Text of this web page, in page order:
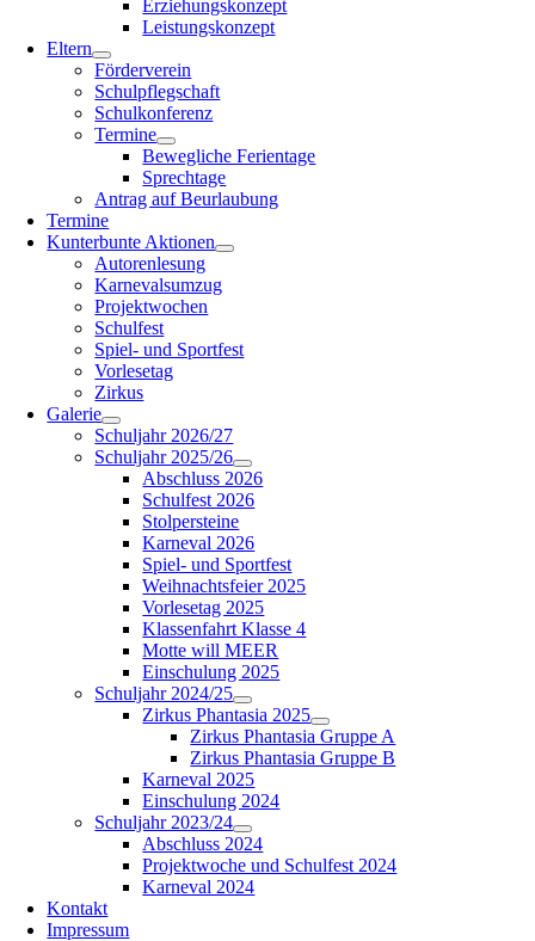
Erziehungskonzept
Leistungskonzept
Eltern
Förderverein
Schulpflegschaft
Schulkonferenz
Termine
Bewegliche Ferientage
Sprechtage
Antrag auf Beurlaubung
Termine
Kunterbunte Aktionen
Autorenlesung
Karnevalsumzug
Projektwochen
Schulfest
Spiel- und Sportfest
Vorlesetag
Zirkus
Galerie
Schuljahr 2026/27
Schuljahr 2025/26
Abschluss 2026
Schulfest 2026
Stolpersteine
Karneval 2026
Spiel- und Sportfest
Weihnachtsfeier 2025
Vorlesetag 2025
Klassenfahrt Klasse 4
Motte will MEER
Einschulung 2025
Schuljahr 2024/25
Zirkus Phantasia 2025
Zirkus Phantasia Gruppe A
Zirkus Phantasia Gruppe B
Karneval 2025
Einschulung 2024
Schuljahr 2023/24
Abschluss 2024
Projektwoche und Schulfest 2024
Karneval 2024
Kontakt
Impressum